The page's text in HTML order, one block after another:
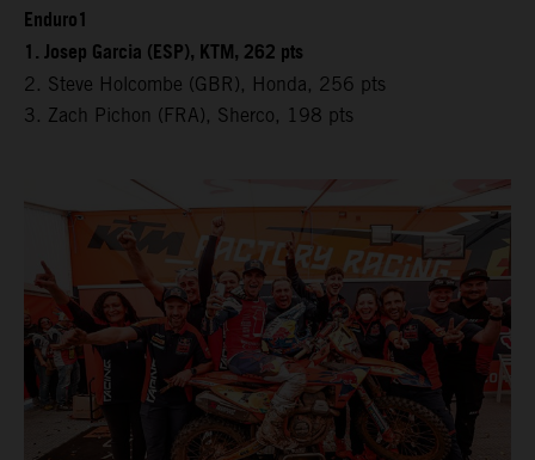
Enduro1
1. Josep Garcia (ESP), KTM, 262 pts
2. Steve Holcombe (GBR), Honda, 256 pts
3. Zach Pichon (FRA), Sherco, 198 pts